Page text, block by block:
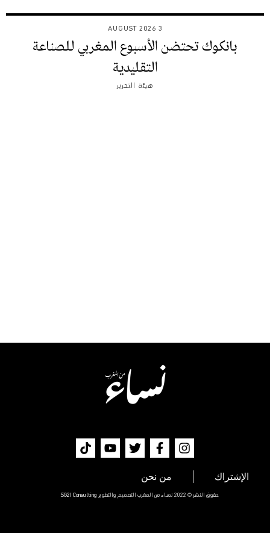
3 AUGUST 2026
بانكوك تحتضن الأسبوع المغربي للصناعة
التقليدية
هيئة التحرير
الإشتراك من نحن
حقوق النشر © 2022 نساء من المغرب التصميم والتطوير SG2I Consulting